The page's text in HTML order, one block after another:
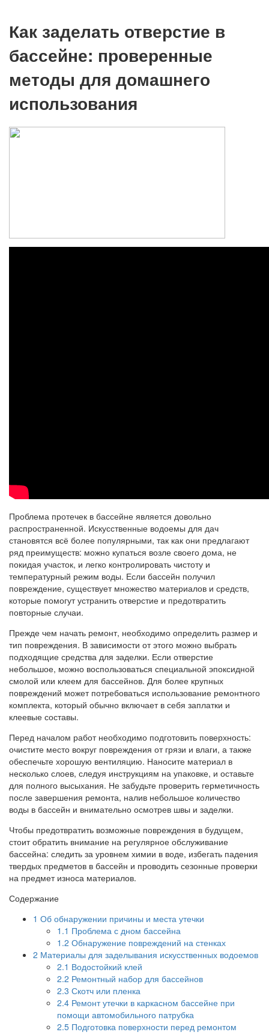
Как заделать отверстие в
бассейне: проверенные
методы для домашнего
использования
Проблема протечек в бассейне является довольно
распространенной. Искусственные водоемы для дач
становятся всё более популярными, так как они предлагают
ряд преимуществ: можно купаться возле своего дома, не
покидая участок, и легко контролировать чистоту и
температурный режим воды. Если бассейн получил
повреждение, существует множество материалов и средств,
которые помогут устранить отверстие и предотвратить
повторные случаи.
Прежде чем начать ремонт, необходимо определить размер и
тип повреждения. В зависимости от этого можно выбрать
подходящие средства для заделки. Если отверстие
небольшое, можно воспользоваться специальной эпоксидной
смолой или клеем для бассейнов. Для более крупных
повреждений может потребоваться использование ремонтного
комплекта, который обычно включает в себя заплатки и
клеевые составы.
Перед началом работ необходимо подготовить поверхность:
очистите место вокруг повреждения от грязи и влаги, а также
обеспечьте хорошую вентиляцию. Наносите материал в
несколько слоев, следуя инструкциям на упаковке, и оставьте
для полного высыхания. Не забудьте проверить герметичность
после завершения ремонта, налив небольшое количество
воды в бассейн и внимательно осмотрев швы и заделки.
Чтобы предотвратить возможные повреждения в будущем,
стоит обратить внимание на регулярное обслуживание
бассейна: следить за уровнем химии в воде, избегать падения
твердых предметов в бассейн и проводить сезонные проверки
на предмет износа материалов.
Содержание
1 Об обнаружении причины и места утечки
1.1 Проблема с дном бассейна
1.2 Обнаружение повреждений на стенках
2 Материалы для заделывания искусственных водоемов
2.1 Водостойкий клей
2.2 Ремонтный набор для бассейнов
2.3 Скотч или пленка
2.4 Ремонт утечки в каркасном бассейне при
помощи автомобильного патрубка
2.5 Подготовка поверхности перед ремонтом